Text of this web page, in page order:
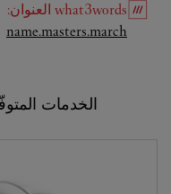
what3words العنوان:
name.masters.march
الخدمات